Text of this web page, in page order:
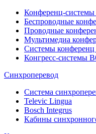
Конференц-
Беспроводные
Проводные
Мультимедиа
Системы конференц
Конгресс-системы
Синхроперевод
Система
Televic Lingua
Bosch Integrus
Кабины